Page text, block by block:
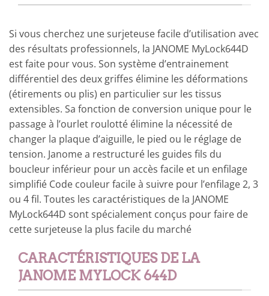
Si vous cherchez une surjeteuse facile d’utilisation avec
des résultats professionnels, la JANOME MyLock644D
est faite pour vous. Son système d’entrainement
différentiel des deux griffes élimine les déformations
(étirements ou plis) en particulier sur les tissus
extensibles. Sa fonction de conversion unique pour le
passage à l’ourlet roulotté élimine la nécessité de
changer la plaque d’aiguille, le pied ou le réglage de
tension. Janome a restructuré les guides fils du
boucleur inférieur pour un accès facile et un enfilage
simplifié Code couleur facile à suivre pour l’enfilage 2, 3
ou 4 fil. Toutes les caractéristiques de la JANOME
MyLock644D sont spécialement conçus pour faire de
cette surjeteuse la plus facile du marché
CARACTÉRISTIQUES DE LA
JANOME MYLOCK 644D